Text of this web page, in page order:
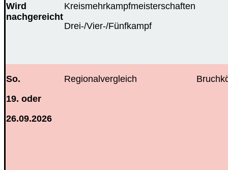
Wird
nachgereicht
Kreismehrkampfmeisterschaften
Drei-/Vier-/Fünfkampf
So.
19. oder
26.09.2026
Regionalvergleich